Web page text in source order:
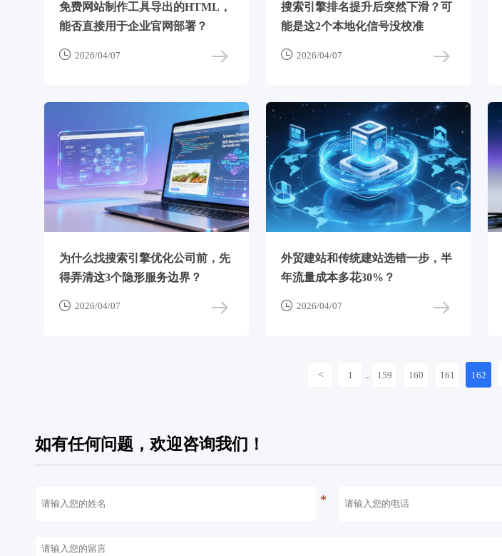
免费网站制作工具导出的HTML，
能否直接用于企业官网部署？
 2026/04/07
搜索引擎排名提升后突然下滑？可
能是这2个本地化信号没校准
 2026/04/07
为什么找搜索引擎优化公司前，先
得弄清这3个隐形服务边界？
 2026/04/07
外贸建站和传统建站选错一步，半
年流量成本多花30%？
 2026/04/07
< 1 159 160 161 162
如有任何问题，欢迎咨询我们！